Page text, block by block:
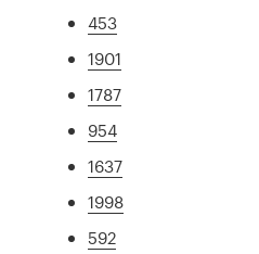
453
1901
1787
954
1637
1998
592